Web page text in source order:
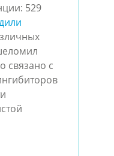
529
связано с